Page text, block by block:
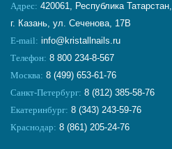
Адрес: 420061, Республика Татарстан,
г. Казань, ул. Сеченова, 17В
E-mail: info@kristallnails.ru
Телефон: 8 800 234-8-567
Москва: 8 (499) 653-61-76
Санкт-Петербург: 8 (812) 385-58-76
Екатеринбург: 8 (343) 243-59-76
Краснодар: 8 (861) 205-24-76